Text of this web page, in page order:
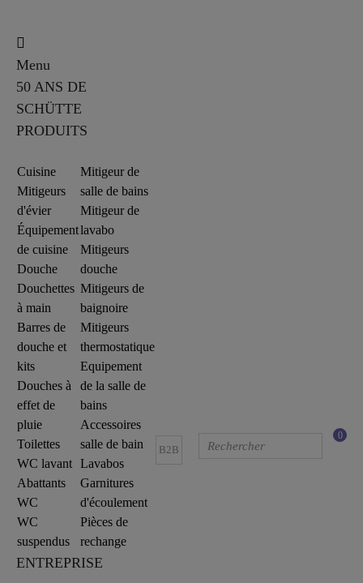
Menu
50 ANS DE
SCHÜTTE
PRODUITS
Cuisine
Mitigeurs
d'évier
Équipement
de cuisine
Douche
Douchettes
à main
Barres de
douche et
kits
Douches à
effet de
pluie
Toilettes
WC lavant
Abattants
WC
WC
suspendus
Mitigeur de
salle de bains
Mitigeur de
lavabo
Mitigeurs
douche
Mitigeurs de
baignoire
Mitigeurs
thermostatique
Equipement
de la salle de
bains
Accessoires
salle de bain
Lavabos
Garnitures
d'écoulement
Pièces de
rechange
ENTREPRISE
B2B
0